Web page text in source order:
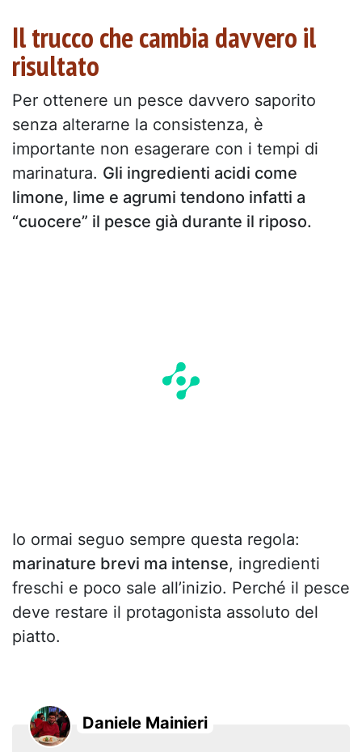
Il trucco che cambia davvero il
risultato
Per ottenere un pesce davvero saporito
senza alterarne la consistenza, è
importante non esagerare con i tempi di
marinatura. Gli ingredienti acidi come
limone, lime e agrumi tendono infatti a
“cuocere” il pesce già durante il riposo.
Io ormai seguo sempre questa regola:
marinature brevi ma intense, ingredienti
freschi e poco sale all’inizio. Perché il pesce
deve restare il protagonista assoluto del
piatto.
Daniele Mainieri